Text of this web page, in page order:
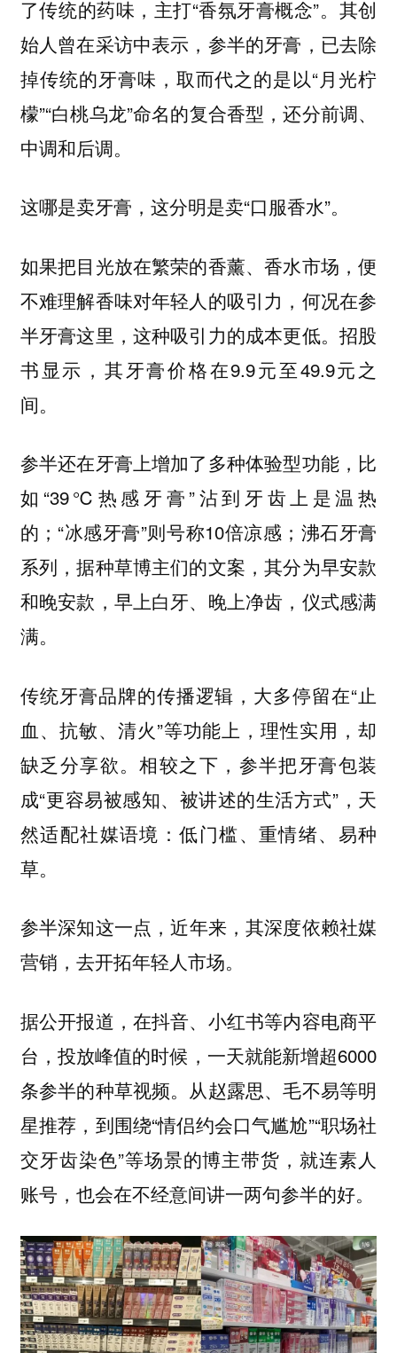
了传统的药味，主打“香氛牙膏概念”。其创
始人曾在采访中表示，参半的牙膏，已去除
掉传统的牙膏味，取而代之的是以“月光柠
檬”“白桃乌龙”命名的复合香型，还分前调、
中调和后调。
这哪是卖牙膏，这分明是卖“口服香水”。
如果把目光放在繁荣的香薰、香水市场，便
不难理解香味对年轻人的吸引力，何况在参
半牙膏这里，这种吸引力的成本更低。招股
书显示，其牙膏价格在9.9元至49.9元之
间。
参半还在牙膏上增加了多种体验型功能，比
如“39℃热感牙膏”沾到牙齿上是温热
的；“冰感牙膏”则号称10倍凉感；沸石牙膏
系列，据种草博主们的文案，其分为早安款
和晚安款，早上白牙、晚上净齿，仪式感满
满。
传统牙膏品牌的传播逻辑，大多停留在“止
血、抗敏、清火”等功能上，理性实用，却
缺乏分享欲。相较之下，参半把牙膏包装
成“更容易被感知、被讲述的生活方式”， 天
然适配社媒语境：低门槛、重情绪、易种
草。
参半深知这一点，近年来，其深度依赖社媒
营销，去开拓年轻人市场。
据公开报道，在抖音、小红书等内容电商平
台，投放峰值的时候，一天就能新增超6000
条参半的种草视频。从赵露思、毛不易等明
星推荐，到围绕“情侣约会口气尴尬”“职场社
交牙齿染色”等场景的博主带货，就连素人
账号，也会在不经意间讲一两句参半的好。